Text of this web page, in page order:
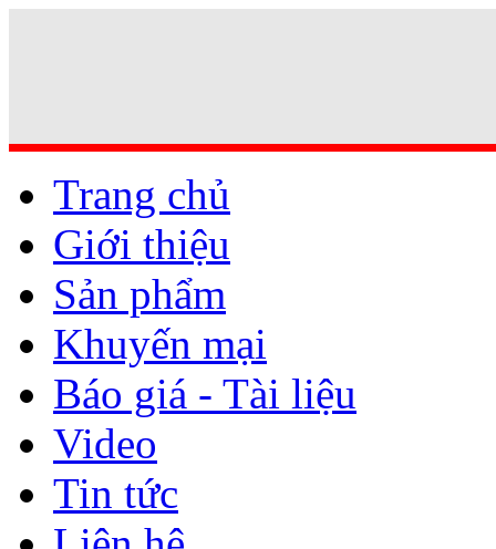
Trang chủ
Giới thiệu
Sản phẩm
Khuyến mại
Báo giá - Tài liệu
Video
Tin tức